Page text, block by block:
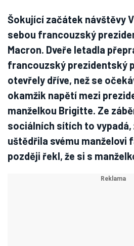
Šokující začátek návštěvy
sebou francouzský
Macron. Dveře letadla
francouzský prezidentský
otevřely dříve, než se
okamžik napětí mezi
manželkou Brigitte. Ze
sociálních sítích to vypadá,
uštědřila svému manželovi
později řekl, že si s